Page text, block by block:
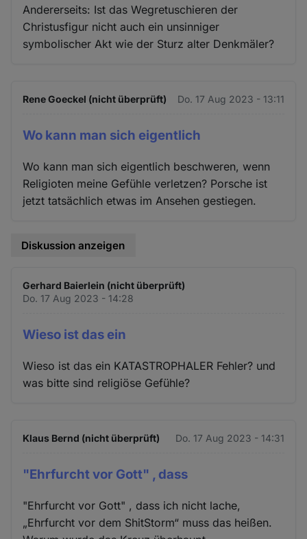
Andererseits: Ist das Wegretuschieren der
Christusfigur nicht auch ein unsinniger
symbolischer Akt wie der Sturz alter Denkmäler?
Rene Goeckel (nicht überprüft) Do. 17 Aug 2023 - 13:11
Wo kann man sich eigentlich
Wo kann man sich eigentlich beschweren, wenn
Religioten meine Gefühle verletzen? Porsche ist
jetzt tatsächlich etwas im Ansehen gestiegen.
Diskussion anzeigen
Gerhard Baierlein (nicht überprüft)
Do. 17 Aug 2023 - 14:28
Wieso ist das ein
Wieso ist das ein KATASTROPHALER Fehler? und
was bitte sind religiöse Gefühle?
Klaus Bernd (nicht überprüft) Do. 17 Aug 2023 - 14:31
"Ehrfurcht vor Gott" , dass
"Ehrfurcht vor Gott" , dass ich nicht lache,
„Ehrfurcht vor dem ShitStorm“ muss das heißen.